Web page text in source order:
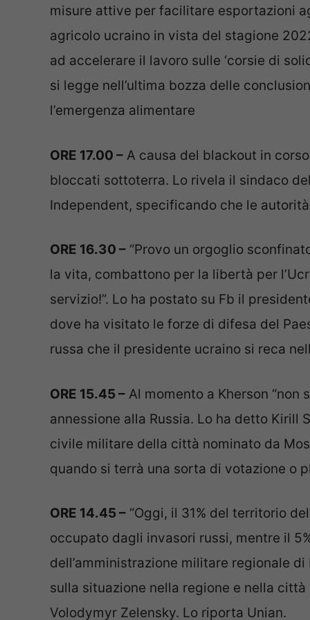
misure attive per facilitare esportazioni
agricolo ucraino in vista del stagione
ad accelerare il lavoro sulle ‘corsie di
si legge nell’ultima bozza delle
l’emergenza alimentare
ORE 17.00 – A causa del blackout in
bloccati sottoterra. Lo rivela il sindaco
Independent, specificando che le
ORE 16.30 – “Provo un orgoglio
la vita, combattono per la libertà per
servizio!”. Lo ha postato su Fb il
dove ha visitato le forze di difesa del
russa che il presidente ucraino si reca
ORE 15.45 – Al momento a Kherson “non
annessione alla Russia. Lo ha detto Kirill
civile militare della città nominato da
quando si terrà una sorta di votazione o
ORE 14.45 – “Oggi, il 31% del territorio
occupato dagli invasori russi, mentre il
dell’amministrazione militare regionale
sulla situazione nella regione e nella
Volodymyr Zelensky. Lo riporta Unian.